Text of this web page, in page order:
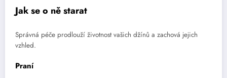
Jak se o ně starat
Správná péče prodlouží životnost vašich džínů a zachová jejich
vzhled.
Praní